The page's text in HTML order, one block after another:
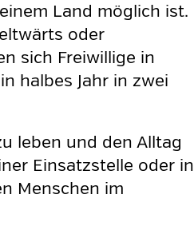
Land möglich ist.
oder
sich Freiwillige in
halbes Jahr in zwei
leben und den Alltag
Einsatzstelle oder in
Menschen im